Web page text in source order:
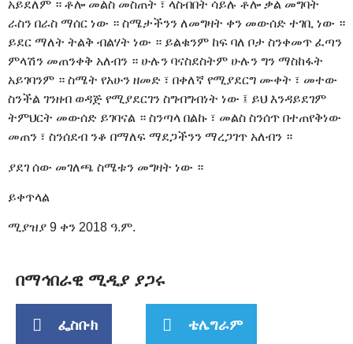
አይደለም ። ቶሎ መልስ መስጠት ፣ ላስብበት ሳይሉ ቶሎ ቃል መግባት
ራስን በራስ ማሰር ነው ። ስሜታችንን ለመግዛት ቀን መውሰድ ተገቢ ነው ።
ይደር ማለት ትልቅ ብልሃት ነው ። ይልቁንም ከፍ ባለ ቦታ ስንቀመጥ ፈጣን
ምላሽን መጠንቀቅ አለብን ። ሁሉን ባናስደስትም ሁሉን ግን ማስከፋት
አይገባንም ። ስሜት የአሁን ዘመድ ፣ በቀለኛ የሚያደርግ ሙቀት ፣ መተው
ስንችል ገንዘብ ወዳጅ የሚያደርገን ስግብግብነት ነው ፤ ይህ እንዳይደገም
ትምህርት መውሰድ ይገባናል ። ስንጣላ በልኩ ፣ መልስ ስንሰጥ በተጠየቅነው
መጠን ፣ ስንሰደብ ንቆ በማለፍ ማደጋችንን ማረጋገጥ አለብን ።
ያደገ ሰው መገለጫ ስሜቱን መግዛት ነው ።
ይቀጥላል
ሚያዝያ 9 ቀን 2018 ዓ.ም.
በማኅበራዊ ሚዲያ ያጋሩ
ፌስቡክ ቴሌግራም